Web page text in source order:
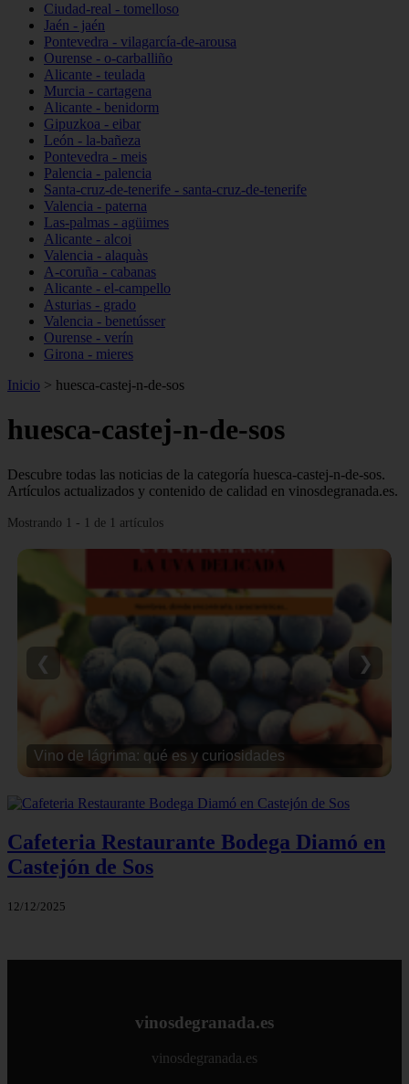
Ciudad-real - tomelloso
Jaén - jaén
Pontevedra - vilagarcía-de-arousa
Ourense - o-carballiño
Alicante - teulada
Murcia - cartagena
Alicante - benidorm
Gipuzkoa - eibar
León - la-bañeza
Pontevedra - meis
Palencia - palencia
Santa-cruz-de-tenerife - santa-cruz-de-tenerife
Valencia - paterna
Las-palmas - agüimes
Alicante - alcoi
Valencia - alaquàs
A-coruña - cabanas
Alicante - el-campello
Asturias - grado
Valencia - benetússer
Ourense - verín
Girona - mieres
Inicio > huesca-castej-n-de-sos
huesca-castej-n-de-sos
Descubre todas las noticias de la categoría huesca-castej-n-de-sos.
Artículos actualizados y contenido de calidad en vinosdegranada.es.
Mostrando 1 - 1 de 1 artículos
Vino de lágrima: qué es y curiosidades
❮ ❯
Cafeteria Restaurante Bodega Diamó en
Castejón de Sos
12/12/2025
vinosdegranada.es
vinosdegranada.es